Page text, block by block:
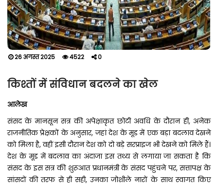
26 अगस्त 2025 4522 0
किश्तों में संविधान बदलने का खेल
आलेख
संसद के मानसून सत्र की अपेक्षाकृत छोटी अवधि के दौरान ही, अनेक
राजनीतिक प्रेक्षकों के अनुसार, जहां देश के मूड में एक बड़ा बदलाव देखने
को मिला है, वहीं इसी दौरान देश को दो बड़े सरप्राइज भी देखने को मिले हैं।
देश के मूड में बदलाव का अंदाजा इस तथ्य से लगाया जा सकता है कि
संसद के इस सत्र की शुरूआत प्रधानमंत्री के संसद पहुंचने पर, सत्तापक्ष के
सांसदों की तरफ से ही सही, उनका जोशीले नारों के साथ स्वागत किए